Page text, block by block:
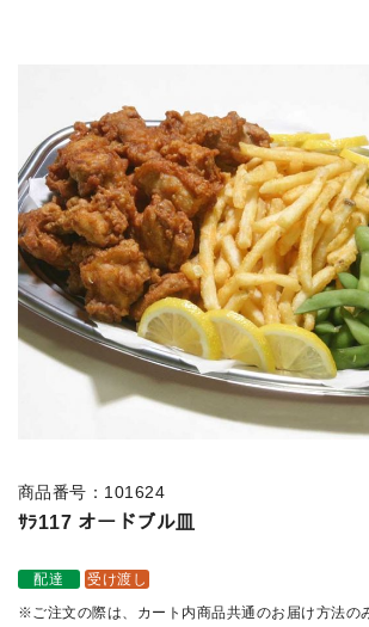
商品番号：101624
ｻﾗ117 オードブル皿
配達 受け渡し
※ご注文の際は、カート内商品共通のお届け方法の